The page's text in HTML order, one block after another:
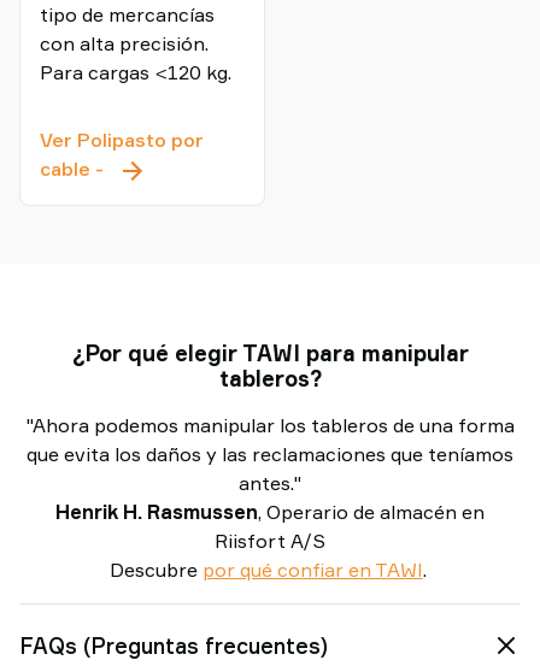
tipo de mercancías
con alta precisión.
Para cargas <120 kg.
Ver Polipasto por
cable -
Polipasto
¿Por qué elegir TAWI para manipular
tableros?
"Ahora podemos manipular los tableros de una forma
que evita los daños y las reclamaciones que teníamos
antes."
Henrik H. Rasmussen, Operario de almacén en
Riisfort A/S
Descubre por qué confiar en TAWI.
FAQs (Preguntas frecuentes)